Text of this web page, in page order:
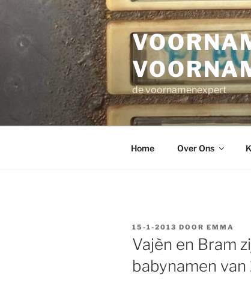
inhoud
de voornamenexpert
Home Over Ons
GEPLAATST
OP
15-1-2013 DOOR EMMA
Vajèn en Bram
babynamen van